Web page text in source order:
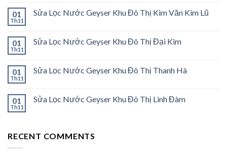
01
Th11
Sửa Lọc Nước Geyser Khu Đô Thị Kim Văn Kim Lũ
01
Th11
Sửa Lọc Nước Geyser Khu Đô Thị Đại Kim
01
Th11
Sửa Lọc Nước Geyser Khu Đô Thị Thanh Hà
01
Th11
Sửa Lọc Nước Geyser Khu Đô Thị Linh Đàm
RECENT COMMENTS